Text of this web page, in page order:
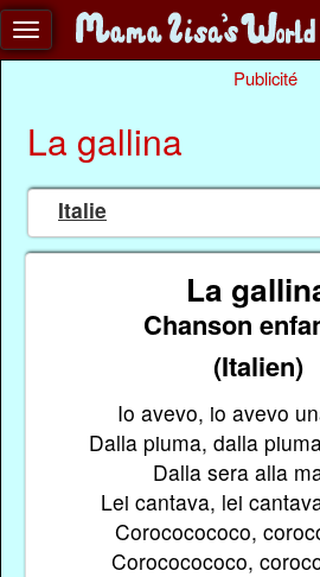
Publicité
La gallina
Italie
La
Chanson
(Italien)
Io avevo, io avevo
Dalla piuma, dalla
Dalla sera alla
Lei cantava, lei
Corococococo,
Corococococo,